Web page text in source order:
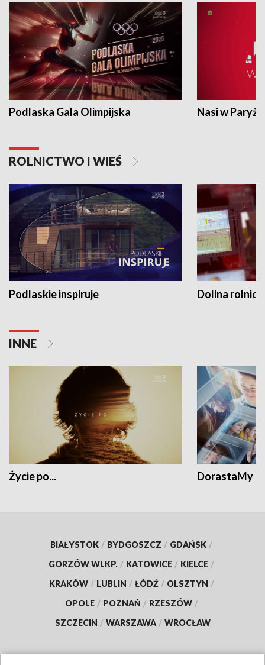
Podlaska Gala Olimpijska Nasi w Paryżu
ROLNICTWO I WIEŚ
Podlaskie inspiruje Dolina
INNE
Życie po... DorastaMy
BIAŁYSTOK / BYDGOSZCZ / GDAŃSK /
GORZÓW WLKP. / KATOWICE / KIELCE /
KRAKÓW / LUBLIN / ŁÓDŹ / OLSZTYN /
OPOLE / POZNAŃ / RZESZÓW /
SZCZECIN / WARSZAWA / WROCŁAW